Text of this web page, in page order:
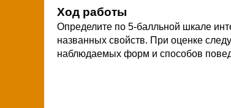
Ход работы
Определите по 5-балльной шкале
названных свойств. При оценке
наблюдаемых форм и способов